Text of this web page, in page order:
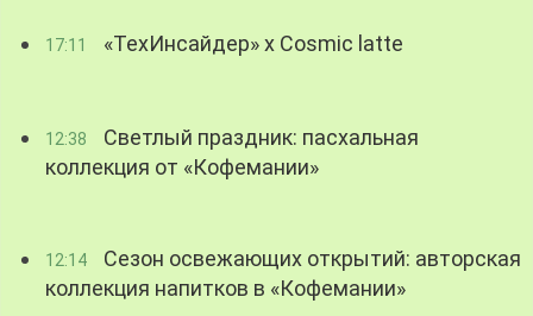
17:11 «ТехИнсайдер» х Cosmic latte
12:38
Светлый праздник: пасхальная
коллекция от «Кофемании»
12:14
Сезон освежающих открытий: авторская
коллекция напитков в «Кофемании»